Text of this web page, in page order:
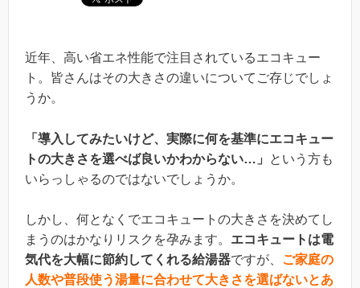
近年、高い省エネ性能で注目されているエコキュー
ト。皆さんはその大きさの違いについてご存じでしょ
うか。
「導入してみたいけど、実際に何を基準にエコキュー
トの大きさを選べば良いかわからない…」
という方も
いらっしゃるのではないでしょうか。
しかし、何となくでエコキュートの大きさを決めてし
まうのはかなりリスクを孕みます。 エコキュートは電
気代を大幅に節約してくれる給湯器ですが、 ご家庭の
人数や普段使う湯量に合わせて大きさを選ばないとあ